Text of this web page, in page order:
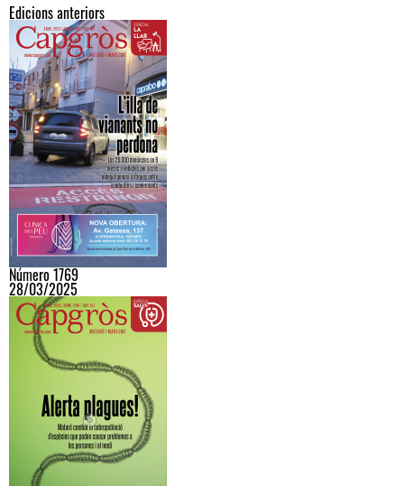
Edicions anteriors
Número 1769
28/03/2025